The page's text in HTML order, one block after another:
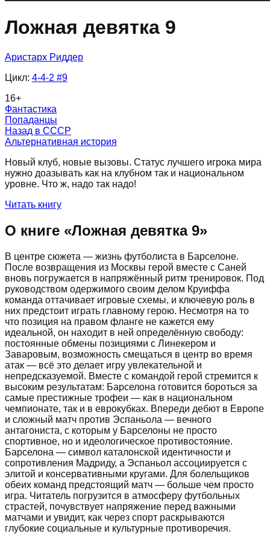
Ложная девятка 9
Аристарх Риддер
Цикл: 4-4-2 #9
16+
Фантастика
Попаданцы
Назад в СССР
Альтернативная история
Новый клуб, новые вызовы. Статус лучшего игрока мира
нужно доазывать как на клубном так и национальном
уровне. Что ж, надо так надо!
Читать книгу
О книге «Ложная девятка 9»
В центре сюжета — жизнь футболиста в Барселоне.
После возвращения из Москвы герой вместе с Саней
вновь погружается в напряжённый ритм тренировок. Под
руководством одержимого своим делом Круиффа
команда оттачивает игровые схемы, и ключевую роль в
них предстоит играть главному герою. Несмотря на то
что позиция на правом фланге не кажется ему
идеальной, он находит в ней определённую свободу:
постоянные обмены позициями с Линекером и
Заваровым, возможность смещаться в центр во время
атак — всё это делает игру увлекательной и
непредсказуемой. Вместе с командой герой стремится к
высоким результатам: Барселона готовится бороться за
самые престижные трофеи — как в национальном
чемпионате, так и в еврокубках. Впереди дебют в Европе
и сложный матч против Эспаньола — вечного
антагониста, с которым у Барселоны не просто
спортивное, но и идеологическое противостояние.
Барселона — символ каталонской идентичности и
сопротивления Мадриду, а Эспаньол ассоциируется с
элитой и консервативными кругами. Для болельщиков
обеих команд предстоящий матч — больше чем просто
игра. Читатель погрузится в атмосферу футбольных
страстей, почувствует напряжение перед важными
матчами и увидит, как через спорт раскрываются
глубокие социальные и культурные противоречия.